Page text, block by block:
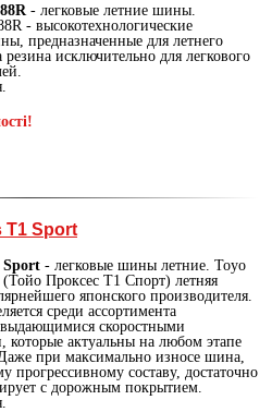
- легковые летние шины.
- высокотехнологические
предназначенные для летнего
резина исключительно для легкового
T1 Sport
Sport - легковые шины летние. Toyo
Проксес Т1 Спорт) летняя
японского производителя.
среди ассортимента
выдающимися скоростными
которые актуальны на любом этапе
при максимально износе шина,
прогрессивному составу, достаточно
с дорожным покрытием.